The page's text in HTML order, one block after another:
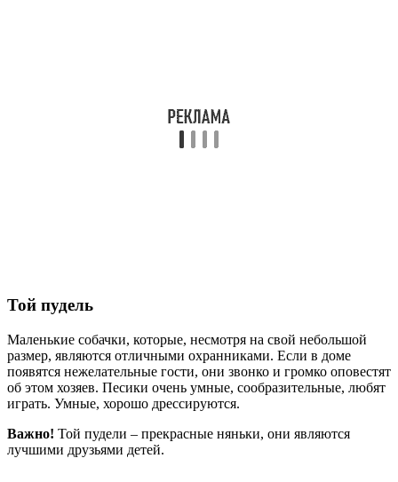
Той пудель
Маленькие собачки, которые, несмотря на свой небольшой
размер, являются отличными охранниками. Если в доме
появятся нежелательные гости, они звонко и громко оповестят
об этом хозяев. Песики очень умные, сообразительные, любят
играть. Умные, хорошо дрессируются.
Важно! Той пудели – прекрасные няньки, они являются
лучшими друзьями детей.